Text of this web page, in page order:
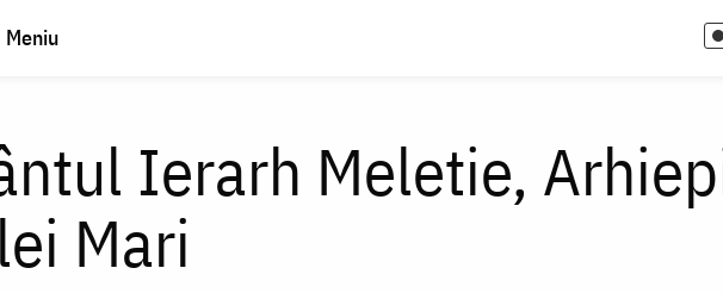
Meniu
Ierarh Meletie,
Mari